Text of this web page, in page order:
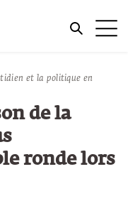
et la politique en
de la
ronde lors